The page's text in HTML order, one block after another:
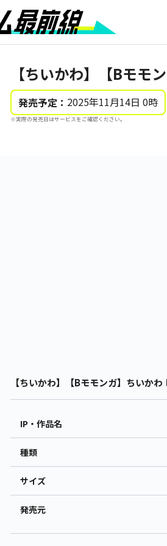
【ちいかわ】【Bモモ
発売予定： 2025年11月14日 0時
※実際の発売日はサービスをご確認ください。
【ちいかわ】【Bモモンガ】ちいか
IP・作品名
種類
サイズ
発売元